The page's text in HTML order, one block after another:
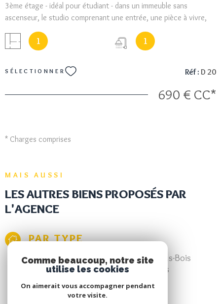
3ème étage - idéal pour étudiant - dans un immeuble sans
ascenseur, le studio comprenant une entrée, une pièce à vivre,
cumulus electrique - A VISITER - envoi dossier : sylvie@aca-immo.fr
- REVENUS = 1865 € net
1 1
SÉLECTIONNER Réf : D 20
690 € CC*
* Charges comprises
MAIS AUSSI
LES AUTRES BIENS PROPOSÉS PAR
L'AGENCE
PAR TYPE
Achat appartement Aulnay-sous-Bois
Achat maison Aulnay-sous-Bois
Achat duplex Aulnay-sous-Bois
Comme beaucoup, notre site
utilise les cookies
On aimerait vous accompagner pendant
votre visite.